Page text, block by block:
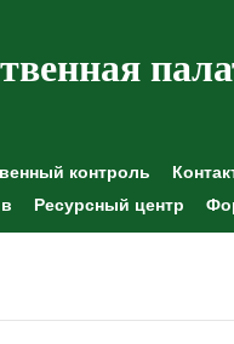
контроль
Ресурсный центр